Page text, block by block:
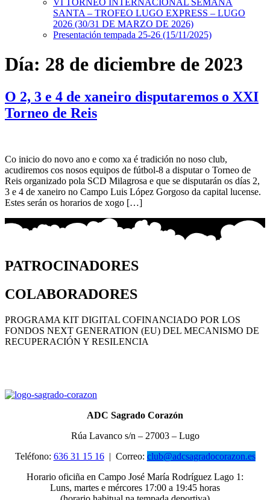
VI TORNEO INTERNACIONAL SEMANA
SANTA – TROFEO LUGO EXPRESS – LUGO
2026 (30/31 DE MARZO DE 2026)
Presentación tempada 25-26 (15/11/2025)
Día: 28 de diciembre de 2023
O 2, 3 e 4 de xaneiro disputaremos o XXI
Torneo de Reis
Co inicio do novo ano e como xa é tradición no noso club,
acudiremos cos nosos equipos de fútbol-8 a disputar o Torneo de
Reis organizado pola SCD Milagrosa e que se disputarán os días 2,
3 e 4 de xaneiro no Campo Luis López Gorgoso da capital lucense.
Estes serán os horarios de xogo […]
PATROCINADORES
COLABORADORES
PROGRAMA KIT DIGITAL COFINANCIADO POR LOS
FONDOS NEXT GENERATION (EU) DEL MECANISMO DE
RECUPERACIÓN Y RESILENCIA
ADC Sagrado Corazón
Rúa Lavanco s/n – 27003 – Lugo
Teléfono: 636 31 15 16| Correo: club@adcsagradocorazon.es
Horario oficiña en Campo José María Rodríguez Lago 1:
Luns, martes e mércores 17:00 a 19:45 horas